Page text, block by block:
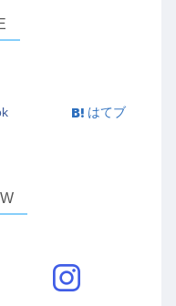
はてブ